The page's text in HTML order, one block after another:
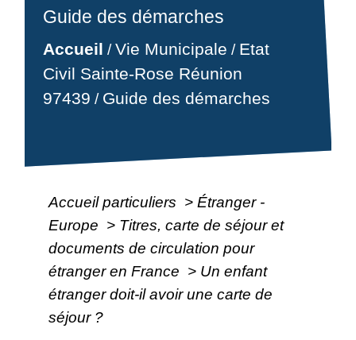
Guide des démarches
Accueil /Vie Municipale / Etat
Civil Sainte-Rose Réunion
97439 / Guide des démarches
Accueil particuliers > Étranger -
Europe > Titres, carte de séjour et
documents de circulation pour
étranger en France > Un enfant
étranger doit-il avoir une carte de
séjour ?